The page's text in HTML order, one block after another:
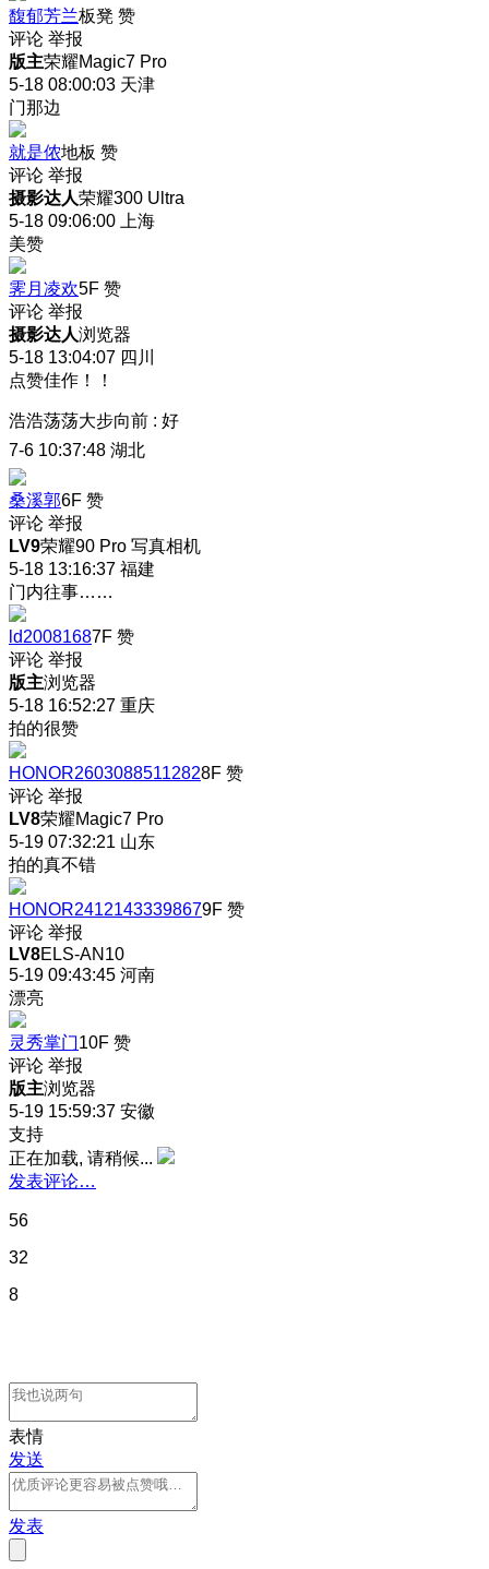
馥郁芳兰板凳 赞
评论 举报
版主荣耀Magic7 Pro
5-18 08:00:03 天津
门那边
就是侬地板 赞
评论 举报
摄影达人荣耀300 Ultra
5-18 09:06:00
上海
美赞
霁月凌欢5F 赞
评论 举报
摄影达人浏览器
5-18 13:04:07 四川
点赞佳作！！
浩浩荡荡大步向前 : 好
7-6 10:37:48 湖北
桑溪郭6F 赞
评论 举报
LV9荣耀90 Pro 写真相机
5-18 13:16:37 福建
门内往事……
ld20081687F 赞
评论 举报
版主浏览器
5-18 16:52:27 重庆
拍的很赞
HONOR26030885112828F 赞
评论 举报
LV8荣耀Magic7 Pro
5-19 07:32:21 山东
拍的真不错
HONOR24121433398679F 赞
评论 举报
LV8ELS-AN10
5-19 09:43:45 河南
漂亮
灵秀掌门10F 赞
评论 举报
版主浏览器
5-19 15:59:37 安徽
支持
正在加载, 请稍候...
发表评论…
56
32
8
表情
发送
发表